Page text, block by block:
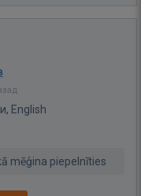
English
mēģina piepelnīties